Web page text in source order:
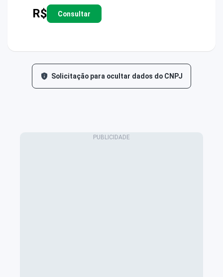
R$ Consultar
Solicitação para ocultar dados do CNPJ